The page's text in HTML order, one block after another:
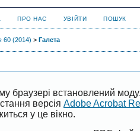
ПРО НАС УВІЙТИ ПОШУК
60 (2014) > Галета
браузері встановлений
версія Adobe Acrobat
у це вікно.